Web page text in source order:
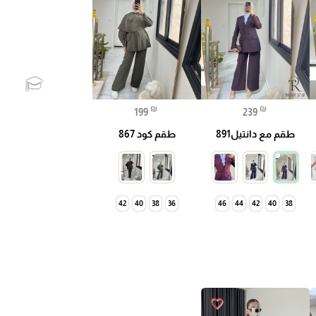
239 ₪
طقم مع دانتيل891
38
40
42
44
46
199 ₪
طقم كود 867
36
38
40
42
favorite_border